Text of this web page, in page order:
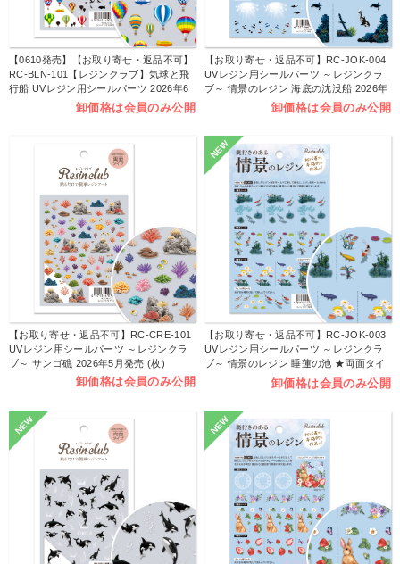
【0610発売】【お取り寄せ・返品不可】
RC-BLN-101【レジンクラブ】気球と飛
行船 UVレジン用シールパーツ 2026年6
月発売 発売 (枚)卸価格は会員のみ公開
【お取り寄せ・返品不可】RC-JOK-004
UVレジン用シールパーツ ～レジンクラ
ブ～ 情景のレジン 海底の沈没船 2026年
卸価格は会員のみ公開
【お取り寄せ・返品不可】RC-CRE-101
UVレジン用シールパーツ ～レジンクラ
ブ～ サンゴ礁 2026年5月発売 (枚)
卸価格は会員のみ公開
NEW
【お取り寄せ・返品不可】RC-JOK-003
UVレジン用シールパーツ ～レジンクラ
ブ～ 情景のレジン 睡蓮の池 ★両面タイ
プ★ 2026年4月発売 (枚)卸価格は会員のみ公開
NEW NEW